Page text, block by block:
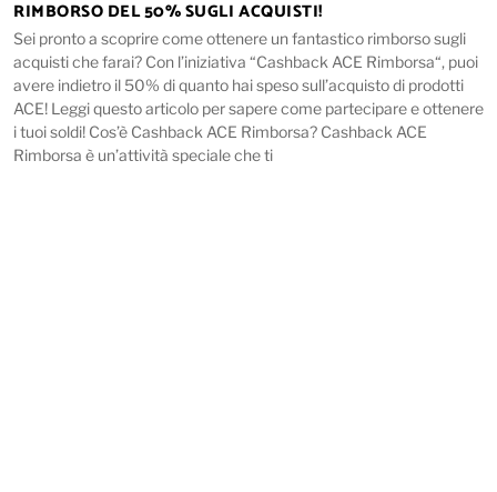
RIMBORSO DEL 50% SUGLI ACQUISTI!
Sei pronto a scoprire come ottenere un fantastico rimborso sugli
acquisti che farai? Con l’iniziativa “Cashback ACE Rimborsa“, puoi
avere indietro il 50% di quanto hai speso sull’acquisto di prodotti
ACE! Leggi questo articolo per sapere come partecipare e ottenere
i tuoi soldi! Cos’è Cashback ACE Rimborsa? Cashback ACE
Rimborsa è un’attività speciale che ti